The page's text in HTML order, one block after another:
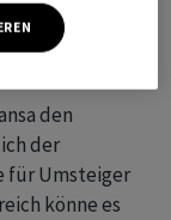
den
den
der
für Umsteiger
könne es